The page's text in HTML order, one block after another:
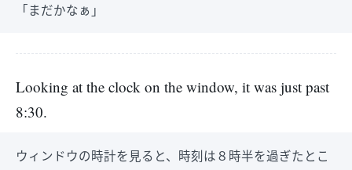
「まだかなぁ」
Looking at the clock on the window, it was just past
8:30.
ウィンドウの時計を見ると、時刻は８時半を過ぎたとこ